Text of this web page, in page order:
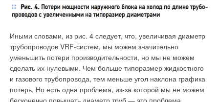
Иными словами, из рис. 4 следует, что, увеличивая диаметр
трубопроводов VRF-систем, мы можем значительно
уменьшить потери производительности, но мы не можем
сделать их нулевыми. Чем больше типоразмер жидкостного
и газового трубопровода, тем меньше угол наклона графика
потерь. Но есть одна проблема, из-за которой мы не можем
Рис. 3. i–d-диаграмма состояния воздуха при организации
периода года
Из вышеизложенного можно сделать вывод, что при
осуществлении воздухораспределения в холодный период
года по комбинированной схеме затраты на обработку
приточного воздуха значительно уменьшаются. В тоже самое
время применение подобной схемы в тёплый период года
грамотного и эффективного потребления кроется в зданиях.
В Европе на различные строения приходится более 3
от общего объёма выбросов парниковых газов и 4
от общего спроса на первичные энергоресурсы [12]. По
данным, собранным IPCC, строительство обладает самым
экономически эффективным потенциалом регулирования
парникового эффекта. Так, при аналогичных финансовых
затратах здания помогут сократить углеродосодержащие
выбросы почти на 7
% в сравнении с промышленностью.